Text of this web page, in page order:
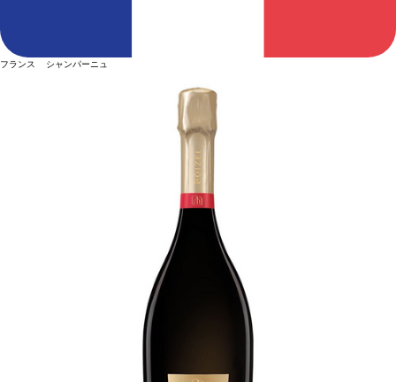
フランス シャンパーニュ